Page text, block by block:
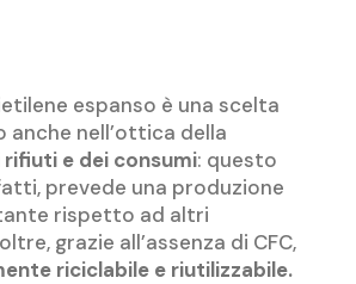
espanso è una scelta
anche nell’ottica della
rifiuti e dei consumi: questo
prevede una produzione
rispetto ad altri
grazie all’assenza di CFC,
riciclabile e riutilizzabile.